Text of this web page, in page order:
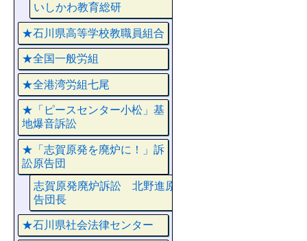
いしかわ教育総研
★石川県高等学校教職員組合
★全国一般労組
★全港湾労組七尾
★「ピースセンター小松」基
地爆音訴訟
★「志賀原発を廃炉に！」訴
訟原告団
志賀原発廃炉訴訟 北野進原
告団長
★石川県社会法律センター